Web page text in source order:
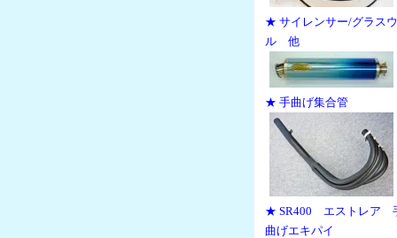
★ サイレンサー/グラス
ル 他
★ 手曲げ集合管
★ SR400 エストレア
曲げエキパイ